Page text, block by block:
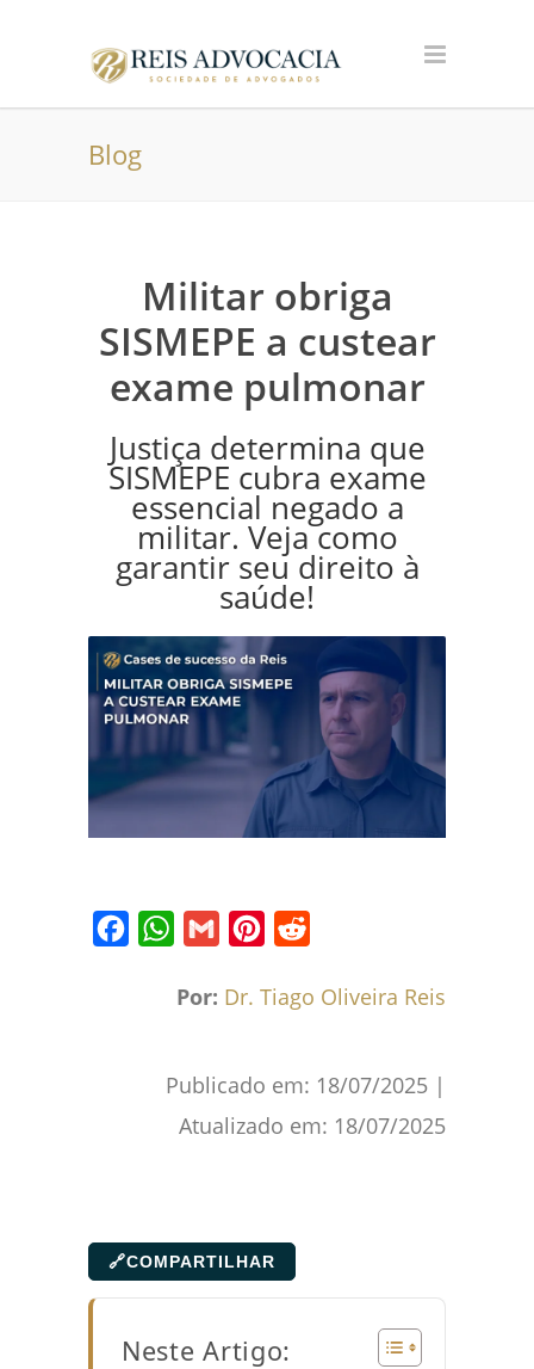
Blog
Militar obriga
SISMEPE a custear
exame pulmonar
Justiça determina que
SISMEPE cubra exame
essencial negado a
militar. Veja como
garantir seu direito à
saúde!
FacebookWhatsApp
Gmail Pinterest
Por: Dr. Tiago Oliveira Reis
Publicado em: 18/07/2025 |
Atualizado em: 18/07/2025
🔗COMPARTILHAR
Neste Artigo: